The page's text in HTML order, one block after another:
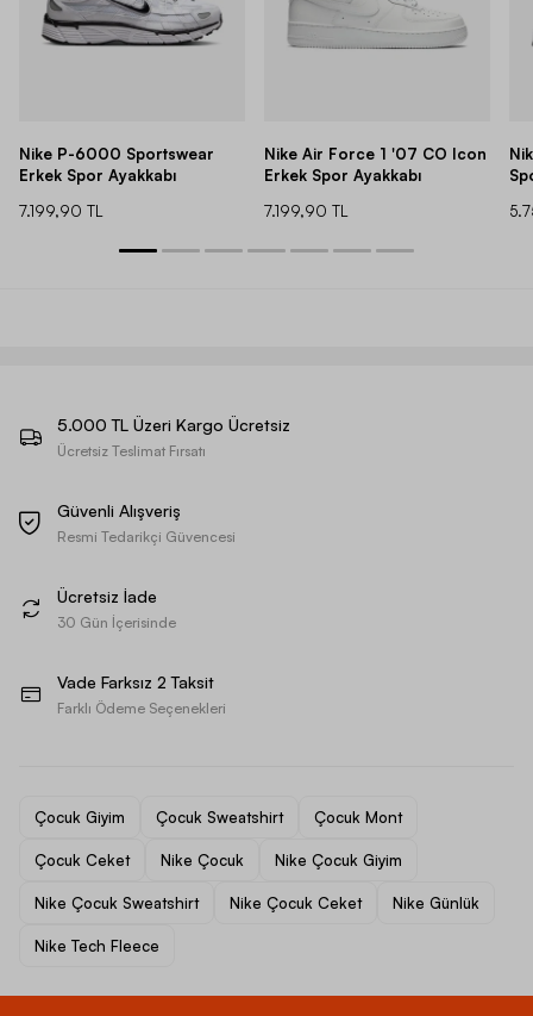
Nike P-6000 Sportswear
Erkek Spor Ayakkabı
7.199,90 TL
Nike Air Force 1 '07 CO Icon
Erkek Spor Ayakkabı
7.199,90 TL
5.000 TL Üzeri Kargo Ücretsiz
Ücretsiz Teslimat Fırsatı
Güvenli Alışveriş
Resmi Tedarikçi Güvencesi
Ücretsiz İade
30 Gün İçerisinde
Vade Farksız 2 Taksit
Farklı Ödeme Seçenekleri
Çocuk Giyim Çocuk Sweatshirt Çocuk Mont
Çocuk Ceket Nike Çocuk Nike Çocuk Giyim
Nike Çocuk Sweatshirt Nike Çocuk Ceket Nike Günlük
Nike Tech Fleece